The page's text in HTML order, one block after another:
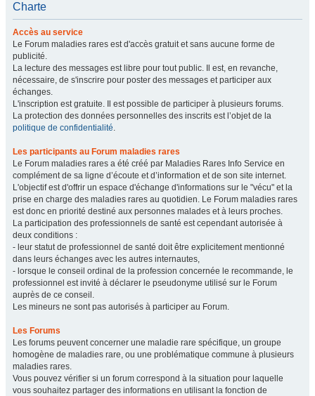
Charte
Accès au service
Le Forum maladies rares est d'accès gratuit et sans aucune forme de
publicité.
La lecture des messages est libre pour tout public. Il est, en revanche,
nécessaire, de s'inscrire pour poster des messages et participer aux
échanges.
L'inscription est gratuite. Il est possible de participer à plusieurs forums.
La protection des données personnelles des inscrits est l’objet de la
politique de confidentialité.
Les participants au Forum maladies rares
Le Forum maladies rares a été créé par Maladies Rares Info Service en
complément de sa ligne d’écoute et d’information et de son site internet.
L'objectif est d'offrir un espace d'échange d'informations sur le "vécu" et la
prise en charge des maladies rares au quotidien. Le Forum maladies rares
est donc en priorité destiné aux personnes malades et à leurs proches.
La participation des professionnels de santé est cependant autorisée à
deux conditions :
- leur statut de professionnel de santé doit être explicitement mentionné
dans leurs échanges avec les autres internautes,
- lorsque le conseil ordinal de la profession concernée le recommande, le
professionnel est invité à déclarer le pseudonyme utilisé sur le Forum
auprès de ce conseil.
Les mineurs ne sont pas autorisés à participer au Forum.
Les Forums
Les forums peuvent concerner une maladie rare spécifique, un groupe
homogène de maladies rare, ou une problématique commune à plusieurs
maladies rares.
Vous pouvez vérifier si un forum correspond à la situation pour laquelle
vous souhaitez partager des informations en utilisant la fonction de